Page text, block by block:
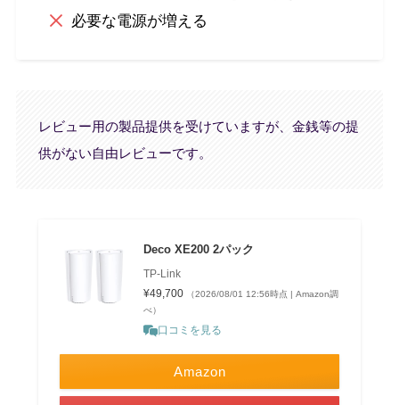
必要な電源が増える
レビュー用の製品提供を受けていますが、金銭等の提
供がない自由レビューです。
Deco XE200 2パック
TP-Link
¥49,700
（2026/08/01 12:56時点 | Amazon調
べ）
口コミを見る
Amazon